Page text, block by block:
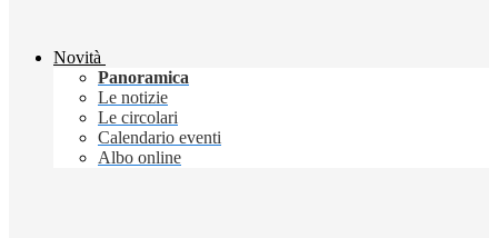
Novità
Panoramica
Le notizie
Le circolari
Calendario eventi
Albo online